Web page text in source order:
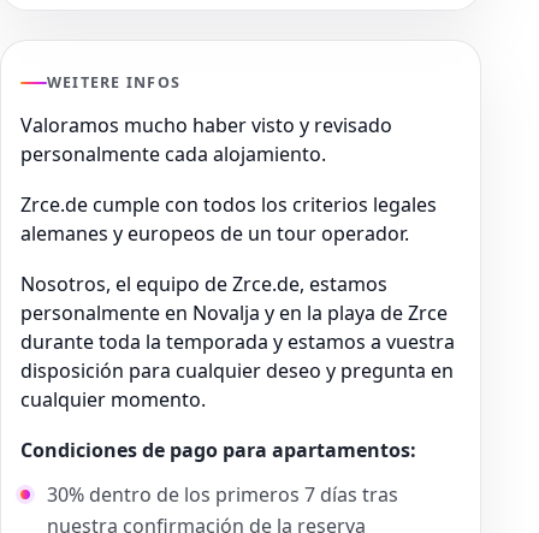
WEITERE INFOS
Valoramos mucho haber visto y revisado
personalmente cada alojamiento.
Zrce.de cumple con todos los criterios legales
alemanes y europeos de un tour operador.
Nosotros, el equipo de Zrce.de, estamos
personalmente en Novalja y en la playa de Zrce
durante toda la temporada y estamos a vuestra
disposición para cualquier deseo y pregunta en
cualquier momento.
Condiciones de pago para apartamentos:
30% dentro de los primeros 7 días tras
nuestra confirmación de la reserva